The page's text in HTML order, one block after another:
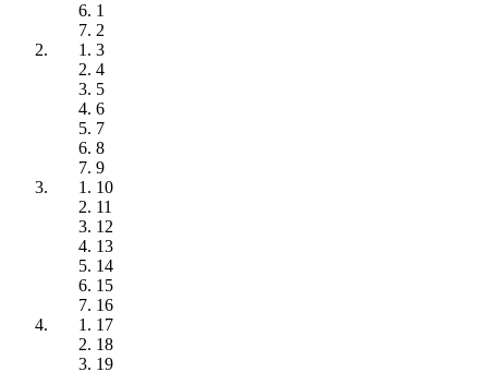
1
2
3
4
5
6
7
8
9
10
11
12
13
14
15
16
17
18
19